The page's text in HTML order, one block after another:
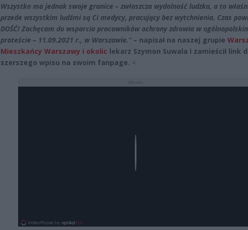
Wszystko ma jednak swoje granice – zwłaszcza wydolność ludzka, a to
przede wszystkim ludźmi są Ci medycy, pracujący bez wytchnienia. Czas
DOŚĆ! Zachęcam do wsparcia pracowników ochrony zdrowia w
proteście – 11.09.2021 r., w Warszawie.”– napisał na naszej grupie
Mieszkańcy Warszawy i okolic lekarz Szymon Suwala i zamieścił link
szerszego wpisu na swoim fanpage. <